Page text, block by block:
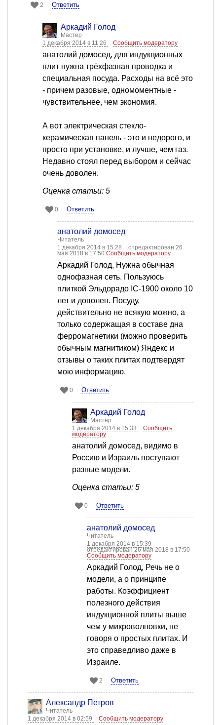
2 Ответить
Аркадий Голод
Мастер
1 декабря 2014 в 11:26
Сообщить модератору
анатолий домосед, для индукционных
плит нужна трёхфазная проводка и
специальная посуда. Расходы на всё это
- причем разовые, одномоментные -
чувствительнее, чем экономия.
А вот электрическая стекло-
керамическая панель - это и недорого, и
просто при установке, и лучше, чем газ.
Недавно стоял перед выбором и сейчас
очень доволен.
Оценка статьи: 5
0 Ответить
анатолий домосед
Читатель
1 декабря 2014 в 15:28
отредактирован 26
мая 2018 в 17:50Сообщить модератору
Аркадий Голод, Нужна обычная
однофазная сеть. Пользуюсь
плиткой Эльдорадо IC-1900 около 10
лет и доволен. Посуду,
действительно не всякую можно, а
только содержащая в составе дна
ферромагнетики (можно проверить
обычным магнитиком) Яндекс и
отзывы о таких плитах подтвердят
мою информацию.
0 Ответить
Аркадий Голод
Мастер
1 декабря 2014 в 15:33
Сообщить
модератору
анатолий домосед, видимо в
Россию и Израиль поступают
разные модели.
Оценка статьи: 5
0 Ответить
анатолий домосед
Читатель
1 декабря 2014 в 15:39
отредактирован 26 мая 2018 в 17:50
Сообщить модератору
Аркадий Голод, Речь не о
модели, а о принципе
работы. Коэффициент
полезного действия
индукционной плиты выше
чем у микроволновки, не
говоря о простых плитах. И
это справедливо даже в
Израиле.
2 Ответить
Александр Петров
Читатель
1 декабря 2014 в 02:59
Сообщить модератору